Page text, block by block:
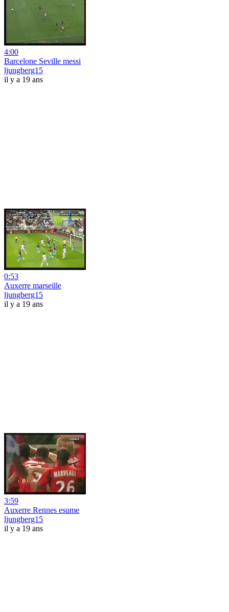
4:00
Barcelone Seville messi
ljungberg15
il y a 19 ans
0:53
Auxerre marseille
ljungberg15
il y a 19 ans
3:59
Auxerre Rennes esume
ljungberg15
il y a 19 ans